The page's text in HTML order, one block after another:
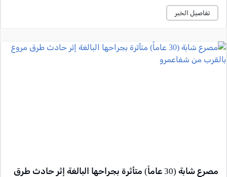
تفاصيل الخبر
مصرع شابة (30 عاماً) متأثرة بجراحها البالغة إثر حادث طرق